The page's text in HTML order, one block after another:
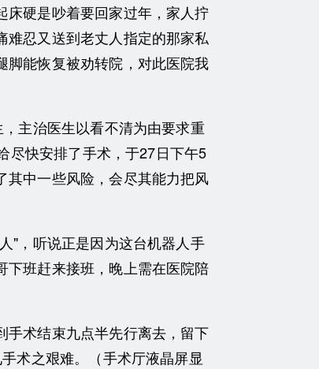
硬是吵着要回家过年，家人拧
忍又送到老丈人指定的那家私
脚能恢复被劝转院，对此医院我
主治医生以看不清为由要求重
尽快安排了手术，于27日下午5
其中一些风险，会尽其能力把风
"，听说正是因为这台机器人手
下班赶来接班，晚上需在医院陪
术结束九点半先行离去，留下
术之艰难。（手术厅液晶屏显